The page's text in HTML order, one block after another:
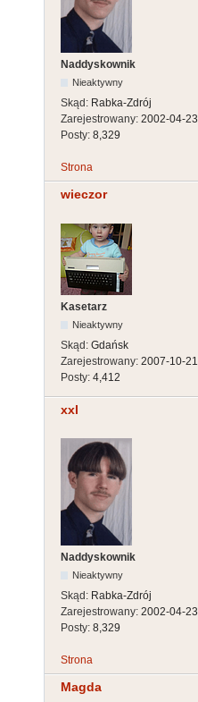
Naddyskownik
Nieaktywny
Skąd: Rabka-Zdrój
Zarejestrowany: 2002-04-23
Posty: 8,329
Strona
wieczor
Kasetarz
Nieaktywny
Skąd: Gdańsk
Zarejestrowany: 2007-10-21
Posty: 4,412
xxl
Naddyskownik
Nieaktywny
Skąd: Rabka-Zdrój
Zarejestrowany: 2002-04-23
Posty: 8,329
Strona
Magda